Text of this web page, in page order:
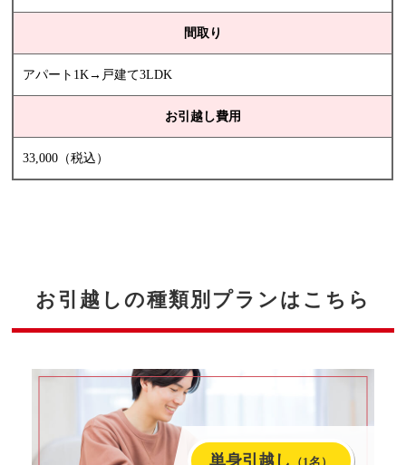
間取り
アパート1K→戸建て3LDK
お引越し費用
33,000（税込）
お引越しの種類別プランはこちら
単身引越し （1名）